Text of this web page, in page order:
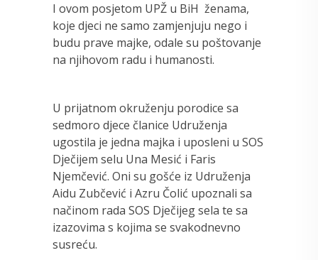
I ovom posjetom UPŽ u BiH ženama,
koje djeci ne samo zamjenjuju nego i
budu prave majke, odale su poštovanje
na njihovom radu i humanosti.
U prijatnom okruženju porodice sa
sedmoro djece članice Udruženja
ugostila je jedna majka i uposleni u SOS
Dječijem selu Una Mesić i Faris
Njemčević. Oni su gošće iz Udruženja
Aidu Zubčević i Azru Čolić upoznali sa
načinom rada SOS Dječijeg sela te sa
izazovima s kojima se svakodnevno
susreću.